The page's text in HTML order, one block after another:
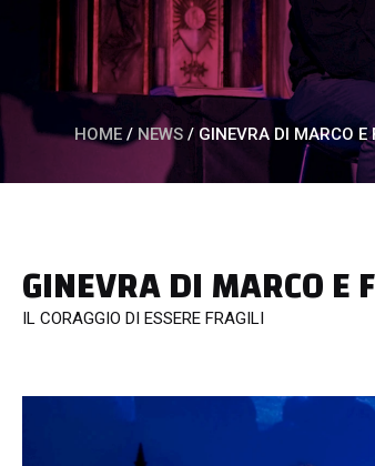
HOME / NEWS / GINEVRA DI MARCO
GINEVRA DI MARCO E
IL CORAGGIO DI ESSERE FRAGILI